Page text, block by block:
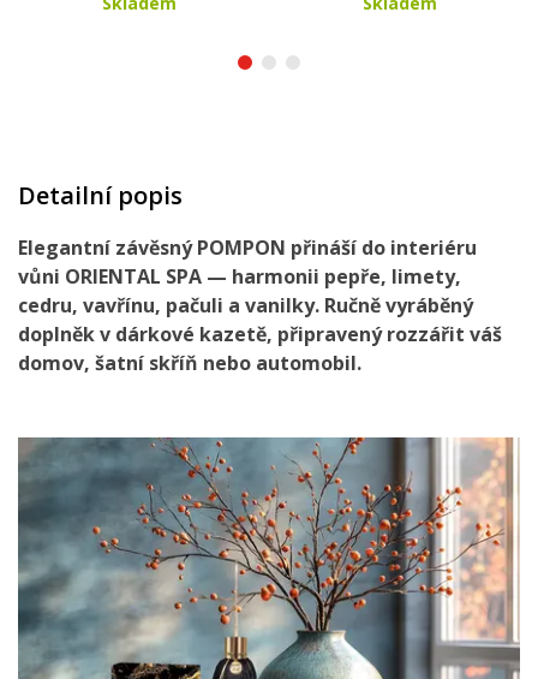
Detailní popis
Elegantní závěsný POMPON přináší do interiéru
vůni ORIENTAL SPA — harmonii pepře, limety,
cedru, vavřínu, pačuli a vanilky. Ručně vyráběný
doplněk v dárkové kazetě, připravený rozzářit váš
domov, šatní skříň nebo automobil.